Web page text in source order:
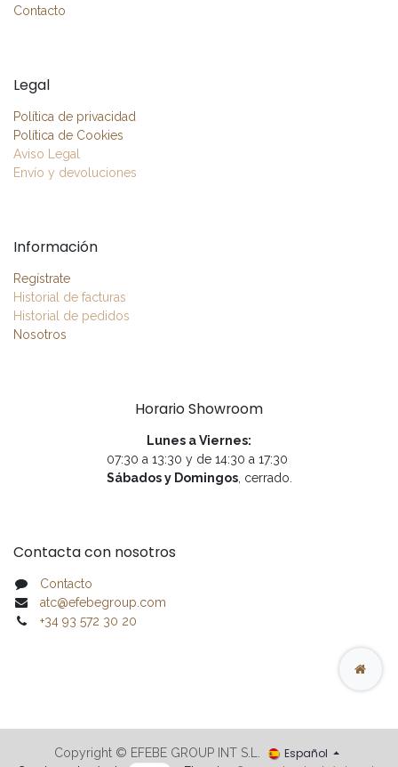
Contacto
Legal
Política de privacidad
Política de Cookies
Aviso Legal
Envío y devoluciones
Información
Regístrate
Historial de facturas
Historial de pedidos
Nosotros
Horario Showroom
Lunes a Viernes:
07:30 a 13:30 y de 14:30 a 17:30
Sábados y Domingos, cerrado.
Contacta con nosotros
Contacto
atc@efebegroup.com
+34 93 572 30 20
Copyright © EFEBE GROUP INT S.L. Español